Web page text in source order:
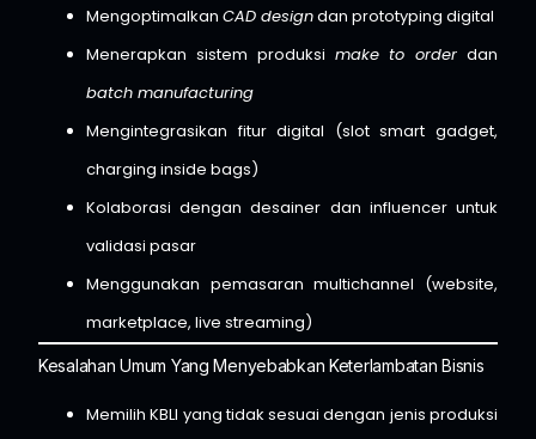
Mengoptimalkan CAD designdan prototyping digital
Menerapkan sistem produksi make to order dan
batch manufacturing
Mengintegrasikan fitur digital (slot smart gadget,
charging inside bags)
Kolaborasi dengan desainer dan influencer untuk
validasi pasar
Menggunakan pemasaran multichannel (website,
marketplace, live streaming)
Kesalahan Umum Yang Menyebabkan Keterlambatan Bisnis
Memilih KBLI yang tidak sesuai dengan jenis produksi